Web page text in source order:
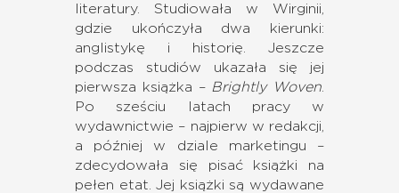
literatury. Studiowała w Wirginii,
gdzie ukończyła dwa kierunki:
anglistykę i historię. Jeszcze
podczas studiów ukazała się jej
pierwsza książka – Brightly Woven
Po sześciu latach pracy w
wydawnictwie – najpierw w redakcji,
a później w dziale marketingu –
zdecydowała się pisać książki na
pełen etat. Jej książki są wydawane